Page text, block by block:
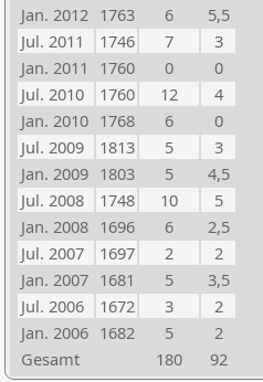
Jan. 2012 1763 6
5,5
Jul. 2011
1746 7
3
Jan. 2011
1760 0
0
Jul. 2010
1760 12
4
Jan. 2010 1768 6
0
Jul. 2009
1813 5
3
Jan. 2009 1803 5
4,5
Jul. 2008
1748 10
5
Jan. 2008 1696 6
2,5
Jul. 2007
1697 2
2
Jan. 2007 1681 5
3,5
Jul. 2006
1672 3
2
Jan. 2006 1682 5
2
Gesamt
180 92